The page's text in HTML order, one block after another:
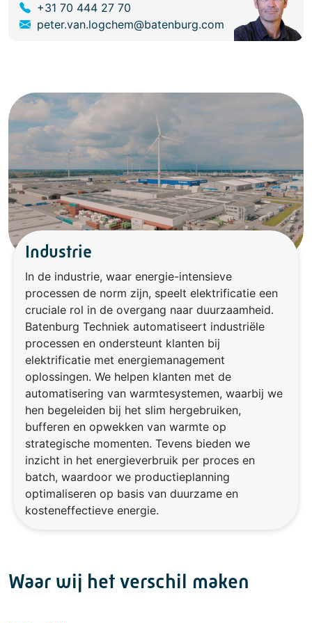
+31 70 444 27 70
peter.van.logchem@batenburg.com
Industrie
In de industrie, waar energie-intensieve
processen de norm zijn, speelt elektrificatie een
cruciale rol in de overgang naar duurzaamheid.
Batenburg Techniek automatiseert industriële
processen en ondersteunt klanten bij
elektrificatie met energiemanagement
oplossingen. We helpen klanten met de
automatisering van warmtesystemen, waarbij we
hen begeleiden bij het slim hergebruiken,
bufferen en opwekken van warmte op
strategische momenten. Tevens bieden we
inzicht in het energieverbruik per proces en
batch, waardoor we productieplanning
optimaliseren op basis van duurzame en
kosteneffectieve energie.
Waar wij het verschil maken